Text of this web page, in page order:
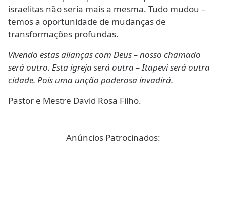
israelitas não seria mais a mesma. Tudo mudou –
temos a oportunidade de mudanças de
transformações profundas.
Vivendo estas alianças com Deus – nosso chamado
será outro. Esta igreja será outra – Itapevi será outra
cidade. Pois uma unção poderosa invadirá.
Pastor e Mestre David Rosa Filho.
Anúncios Patrocinados: